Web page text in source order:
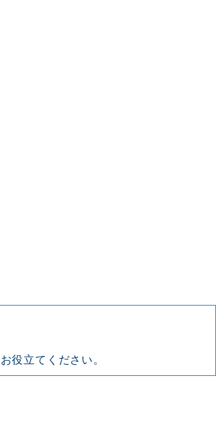
役立てください。